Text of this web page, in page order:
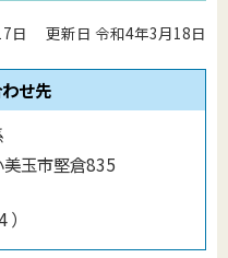
日 更新日 令和4年3月18日
せ先
玉市堅倉835
）